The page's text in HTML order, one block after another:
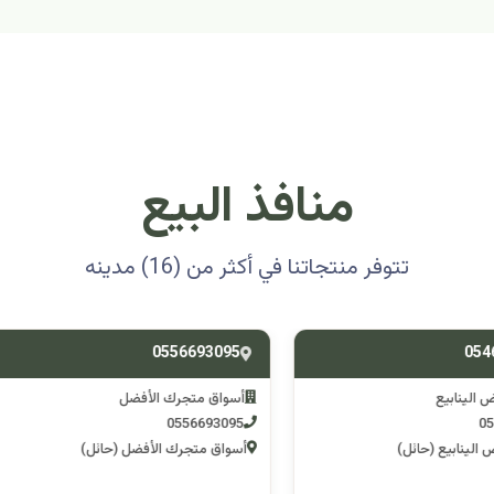
منافذ البيع
تتوفر منتجاتنا في أكثر من (16) مدينه
متجرك الأفضل
متجرك الأفضل (حائل)
0501314012
اسوق مكشات جو
0501314012
اسوق مكشات جو (الرصف)